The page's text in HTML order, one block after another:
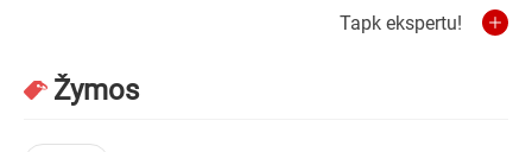
Tapk ekspertu!
Žymos